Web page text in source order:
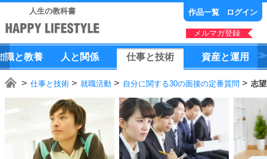
人生の教科書 作品一覧 ログイン
メルマガ登録
識と教養 人 と 関係 仕事と技術 資産と運用
仕事と技術 就職活動 自分に関する30の面接の定番質問 志